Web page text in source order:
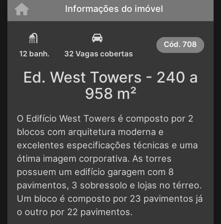
Informações do imóvel
12 banh. 32 Vagas cobertas
Cód. 708
Ed. West Towers - 240 a
958 m²
O Edifício West Towers é composto por 2
blocos com arquitetura moderna e
excelentes especificações técnicas e uma
ótima imagem corporativa. As torres
possuem um edifício garagem com 8
pavimentos, 3 sobressolo e lojas no térreo.
Um bloco é composto por 23 pavimentos já
o outro por 22 pavimentos.